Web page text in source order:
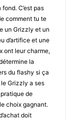
C’est pas
comment tu te
un Grizzly et un
d’artifice et une
ont leur charme,
la
du flashy si ça
Grizzly a ses
de
choix gagnant.
doit